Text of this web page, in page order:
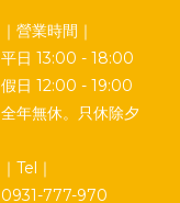
｜營業時間｜
平日 13:00 - 18:00
假日 12:00 - 19:00
全年無休。只休除夕
｜Tel｜
0931-777-970